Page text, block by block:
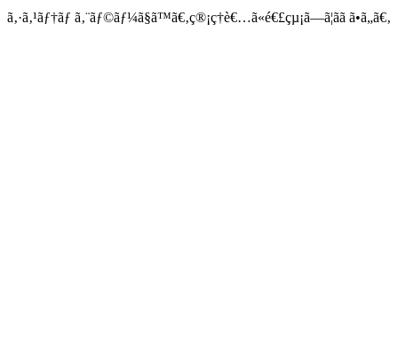
ã‚·ã‚¹ãƒ†ãƒ ã‚¨ãƒ©ãƒ¼ã§ã™ã€‚ç®¡ç†è€…ã«é€£çµ¡ã—ã¦ãã ã•ã„ã€‚